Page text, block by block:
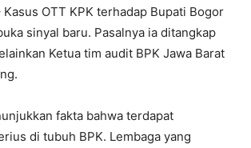
Kasus OTT KPK terhadap Bupati Bogor
sinyal baru. Pasalnya ia ditangkap
Ketua tim audit BPK Jawa Barat
fakta bahwa terdapat
di tubuh BPK. Lembaga yang